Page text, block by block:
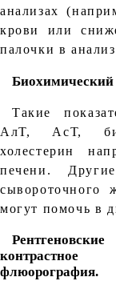
анализах
крови или
палочки в
Биохимический
Такие
АлТ, АсТ,
холестерин
печени.
сывороточного
могут помочь в
контрастное
флюорография.